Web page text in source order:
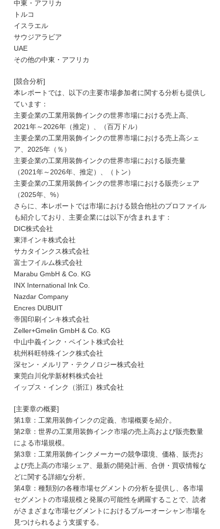
中東・アフリカ
トルコ
イスラエル
サウジアラビア
UAE
その他の中東・アフリカ
[競合分析]
本レポートでは、以下の主要市場参加者に関する分析も提供し
ています：
主要企業の工業用装飾インクの世界市場における売上高、
2021年～2026年（推定）、（百万ドル）
主要企業の工業用装飾インクの世界市場における売上高シェ
ア、2025年（％）
主要企業の工業用装飾インクの世界市場における販売量
（2021年～2026年、推定）、（トン）
主要企業の工業用装飾インクの世界市場における販売シェア
（2025年、%）
さらに、本レポートでは市場における競合他社のプロファイル
も紹介しており、主要企業には以下が含まれます：
DIC株式会社
東洋インキ株式会社
サカタインクス株式会社
富士フイルム株式会社
Marabu GmbH & Co. KG
INX International Ink Co.
Nazdar Company
Encres DUBUIT
帝国印刷インキ株式会社
Zeller+Gmelin GmbH & Co. KG
中山中義インク・ペイント株式会社
杭州科旺特殊インク株式会社
深セン・メルリア・テクノロジー株式会社
東莞白川化学新材料株式会社
イップス・インク（浙江）株式会社
[主要章の概要]
第1章：工業用装飾インクの定義、市場概要を紹介。
第2章：世界の工業用装飾インク市場の売上高および販売数量
による市場規模。
第3章：工業用装飾インクメーカーの競争環境、価格、販売お
よび売上高の市場シェア、最新の開発計画、合併・買収情報な
どに関する詳細な分析。
第4章：種類別の各種市場セグメントの分析を提供し、各市場
セグメントの市場規模と発展の可能性を網羅することで、読者
がさまざまな市場セグメントにおけるブルーオーシャン市場を
見つけられるよう支援する。